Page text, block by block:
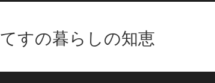
てすの暮らしの知恵